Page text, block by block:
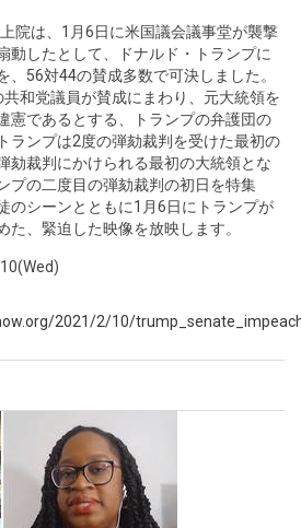
院は、1月6日に米国議会議事堂が襲撃
動したとして、ドナルド・トランプに
、56対44の賛成多数で可決しました。
和党議員が賛成にまわり、元大統領を
憲であるとする、トランプの弁護団の
ランプは2度の弾劾裁判を受けた最初の
劾裁判にかけられる最初の大統領とな
プの二度目の弾劾裁判の初日を特集
のシーンとともに1月6日にトランプが
た、緊迫した映像を放映します。
2021/2/10/